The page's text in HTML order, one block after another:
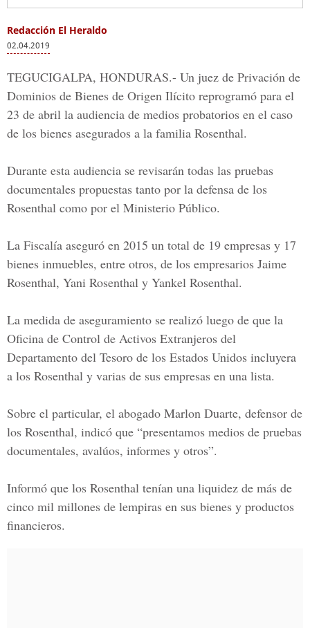
Redacción El Heraldo
02.04.2019
TEGUCIGALPA, HONDURAS.- Un juez de Privación de
Dominios de Bienes de Origen Ilícito reprogramó para el
23 de abril la audiencia de medios probatorios en el caso
de los bienes asegurados a la familia Rosenthal.
Durante esta audiencia se revisarán todas las pruebas
documentales propuestas tanto por la defensa de los
Rosenthal como por el Ministerio Público.
La Fiscalía aseguró en 2015 un total de 19 empresas y 17
bienes inmuebles, entre otros, de los empresarios Jaime
Rosenthal, Yani Rosenthal y Yankel Rosenthal.
La medida de aseguramiento se realizó luego de que la
Oficina de Control de Activos Extranjeros del
Departamento del Tesoro de los Estados Unidos incluyera
a los Rosenthal y varias de sus empresas en una lista.
Sobre el particular, el abogado Marlon Duarte, defensor de
los Rosenthal, indicó que “presentamos medios de pruebas
documentales, avalúos, informes y otros”.
Informó que los Rosenthal tenían una liquidez de más de
cinco mil millones de lempiras en sus bienes y productos
financieros.